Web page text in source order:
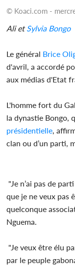
© Koaci.com -
Ali etSylvia Bongo
Le général Brice
d'avril, a accordé
aux médias d'Etat
L'homme fort du
la dynastie Bongo,
présidentielle ,
clan ou d’un parti,
"Je n’ai pas de
que je ne veux pas
quelconque
Nguema.
"Je veux être élu
par le peuple